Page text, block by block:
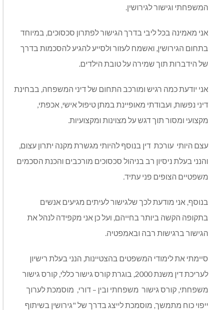
המשפחתי וגישור לגירושין.
אני מאמינה בכל ליבי בדרך הגישור לפתרון סכסוכים, במיוחד
בתחום הגירושין, ואשמח לעזור ולסייע להגיע להסכמות בדרך
של הידברות תוך שמירה על טובת הילדים.
אני יודעת כמה רגיש ומורכב התחום של דיני המשפחה, בבחינת
דיני נפשות, ועבודתי מאופיינת במתן טיפול אישי, אכפתי,
מקצועי ומסור תוך דגש על מצוינות ומקצועיות.
עצם היותי עורכת דין בנוסף להיותי מגשרת מקנה יתרון עצום,
והנני בעלת ניסיון רב בניהול סכסוכים מורכבים והכנת הסכמים
משפטיים הצופים פני עתיד.
בנוסף, אני מודעת לכך שלגישור לעיתים מגיעים אנשים
בתקופה הקשה ביותר בחייהם, ועל כן אני מקפידה לנהל את
הגישור ברגישות רבה ובאמפטיה.
סיימתי את לימודי המשפטים בהצטיינות, הנני בעלת רישיון
לעריכת דין משנת 2000, בוגרת קורס גישור כללי, קורס גישור
משפחתי, קורס גישור משפחתי ובין – דורי, מוסמכת לערוך
ייפוי כוח מתמשך, מוסמכת לייצג בדרך של "גירושין בשיתוף